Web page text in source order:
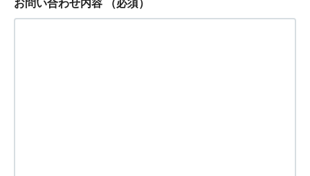
お問い合わせ内容 （必須）